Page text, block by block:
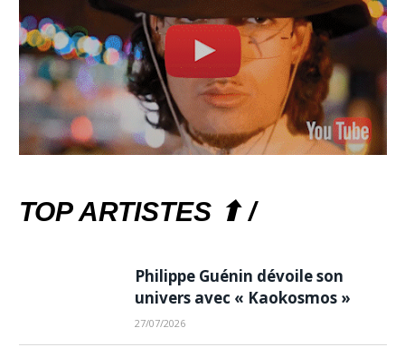
TOP ARTISTES ⬆ /
Philippe Guénin dévoile son
univers avec « Kaokosmos »
27/07/2026